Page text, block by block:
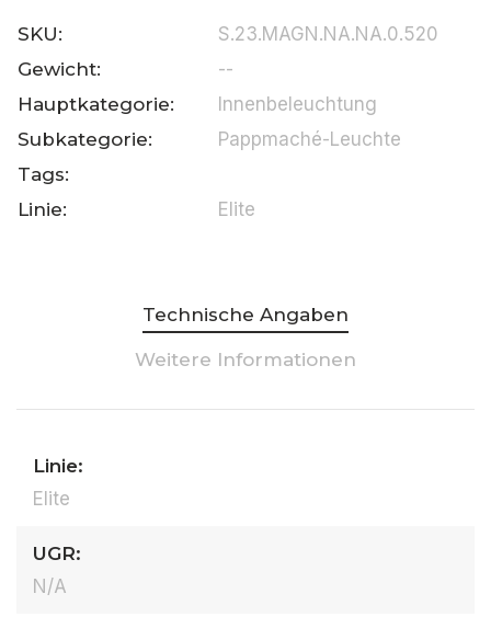
SKU:
S.23.MAGN.NA.NA.0.520
Gewicht:
--
Hauptkategorie:
Innenbeleuchtung
Subkategorie:
Pappmaché-Leuchte
Tags:
Linie:
Elite
Technische Angaben
Weitere Informationen
Linie:
Elite
UGR:
N/A